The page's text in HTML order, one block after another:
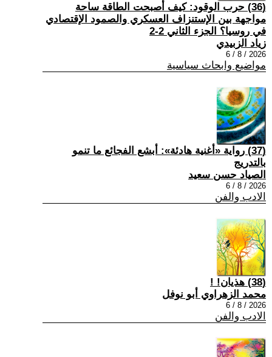
(36) حرب الوقود: كيف أصبحت الطاقة ساحة
مواجهة بين الإستنزاف العسكري والصمود الإقتصادي
في روسيا؟ الجزء الثاني 2-2
زياد الزبيدي
2026 / 8 / 6
مواضيع وابحاث سياسية
(37) رواية «أغنية هادئة»: أبشع الفجائع ما تنمو
بالتدريج
الصياد حسن سعيد
2026 / 8 / 6
الادب والفن
(38) هذيان! !
محمد الزهراوي أبو نوفل
2026 / 8 / 6
الادب والفن